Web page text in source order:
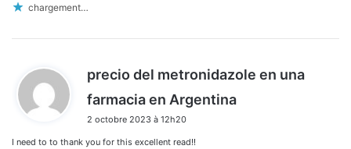
chargement…
precio del metronidazole en una
farmacia en Argentina
2 octobre 2023 à 12h20
I need to to thank you for this excellent read!!